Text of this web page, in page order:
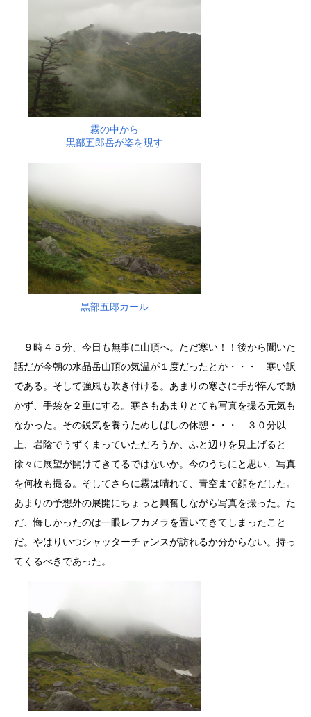
霧の中から
黒部五郎岳が姿を現す
黒部五郎カール
９時４５分、今日も無事に山頂へ。ただ寒い！！後から聞いた
話だが今朝の水晶岳山頂の気温が１度だったとか・・・ 寒い訳
である。そして強風も吹き付ける。あまりの寒さに手が悴んで動
かず、手袋を２重にする。寒さもあまりとても写真を撮る元気も
なかった。その鋭気を養うためしばしの休憩・・・ ３０分以
上、岩陰でうずくまっていただろうか、ふと辺りを見上げると
徐々に展望が開けてきてるではないか。今のうちにと思い、写真
を何枚も撮る。そしてさらに霧は晴れて、青空まで顔をだした。
あまりの予想外の展開にちょっと興奮しながら写真を撮った。た
だ、悔しかったのは一眼レフカメラを置いてきてしまったこと
だ。やはりいつシャッターチャンスが訪れるか分からない。持っ
てくるべきであった。